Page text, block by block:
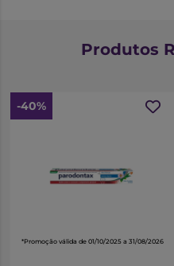
Produtos
-40%
*Promoção válida de 01/10/2025 a 31/08/2026